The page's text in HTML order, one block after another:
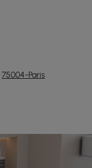
75004-Paris